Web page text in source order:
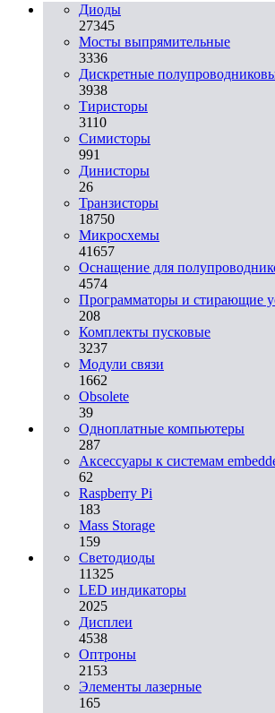
Диоды
27345
Мосты выпрямительные
3336
Дискретные
3938
Тиристоры
3110
Симисторы
991
Динисторы
26
Транзисторы
18750
Микросхемы
41657
Оснащение для
4574
Программаторы и стирающие
208
Комплекты пусковые
3237
Модули связи
1662
Obsolete
39
Одноплатные компьютеры
287
Аксессуары к системам
62
Raspberry Pi
183
Mass Storage
159
Светодиоды
11325
LED индикаторы
2025
Дисплеи
4538
Оптроны
2153
Элементы лазерные
165